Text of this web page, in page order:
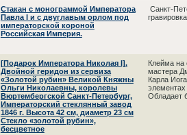
Стакан с монограммой Императора
Павла I и с двуглавым орлом под
императорской короной
Российская Империя.
Санкт-
[Подарок Императора Николая I].
Двойной геридон из сервиза
«Золотой рубин» Великой Княжны
Ольги Николаевны, королевы
Вюртембергской Санкт-Петербург,
Императорский стеклянный завод
1846 г. Высота 42 см, диаметр 23 см
Стекло «золотой рубин»,
бесцветное
Клейма на
мастера
Карла
Обладает